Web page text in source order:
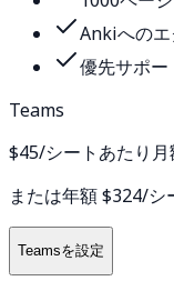
Ankiへのエ
優先サポー
Teams
$45/シートあたり月
または年額 $324/シ
Teamsを設定